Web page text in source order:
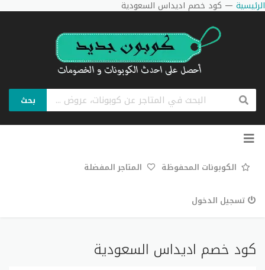
الرئيسية — كود خصم اديداس السعودية
بحث
تخطي
الكوبونات المحفوظة المتاجر المفضلة
تسجيل الدخول
كود خصم اديداس السعودية